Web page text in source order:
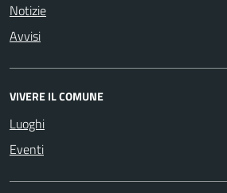
Notizie
Avvisi
VIVERE IL COMUNE
Luoghi
Eventi